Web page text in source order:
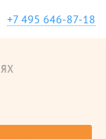
+7 495 646-87-18